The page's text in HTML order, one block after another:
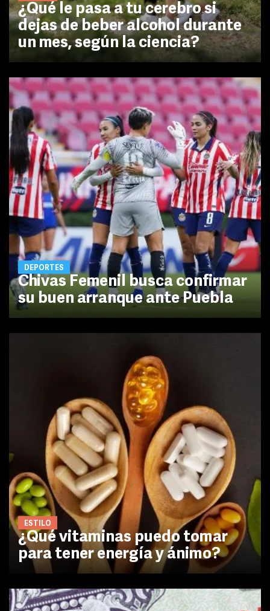
¿Qué le pasa a tu cerebro si
dejas de beber alcohol durante
un mes, según la ciencia?
DEPORTES
Chivas Femenil busca confirmar
su buen arranque ante Puebla
ESTILO
¿Qué vitaminas puedo tomar
para tener energía y ánimo?